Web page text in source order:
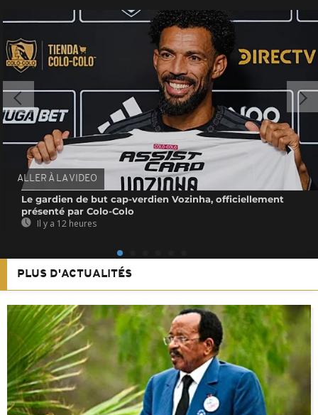
ALLER À LA VIDEO
Le gardien de but cap-verdien Vozinha, officiellement
présenté par Colo-Colo
Il y a 12 heures
PLUS D'ACTUALITÉS